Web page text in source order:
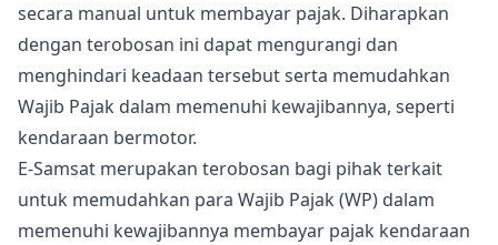
secara manual untuk membayar pajak. Diharapkan
dengan terobosan ini dapat mengurangi dan
menghindari keadaan tersebut serta memudahkan
Wajib Pajak dalam memenuhi kewajibannya, seperti
kendaraan bermotor.
E-Samsat merupakan terobosan bagi pihak terkait
untuk memudahkan para Wajib Pajak (WP) dalam
memenuhi kewajibannya membayar pajak kendaraan